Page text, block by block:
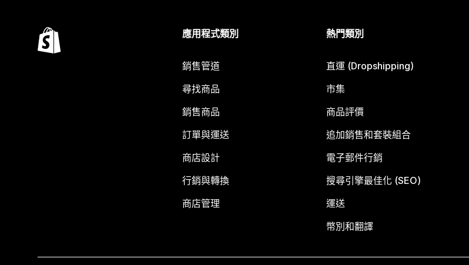
應用程式類別
銷售管道
尋找商品
銷售商品
訂單與運送
商店設計
行銷與轉換
商店管理
熱門類別
直運 (Dropshipping)
市集
商品評價
追加銷售和套裝組合
電子郵件行銷
搜尋引擎最佳化 (SEO)
運送
幣別和翻譯